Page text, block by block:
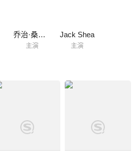
乔治·桑德斯
主演
Jack Shea
主演